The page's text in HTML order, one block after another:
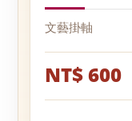
文藝掛軸
NT$ 600